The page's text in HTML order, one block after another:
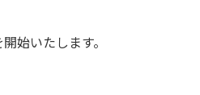
始いたします。